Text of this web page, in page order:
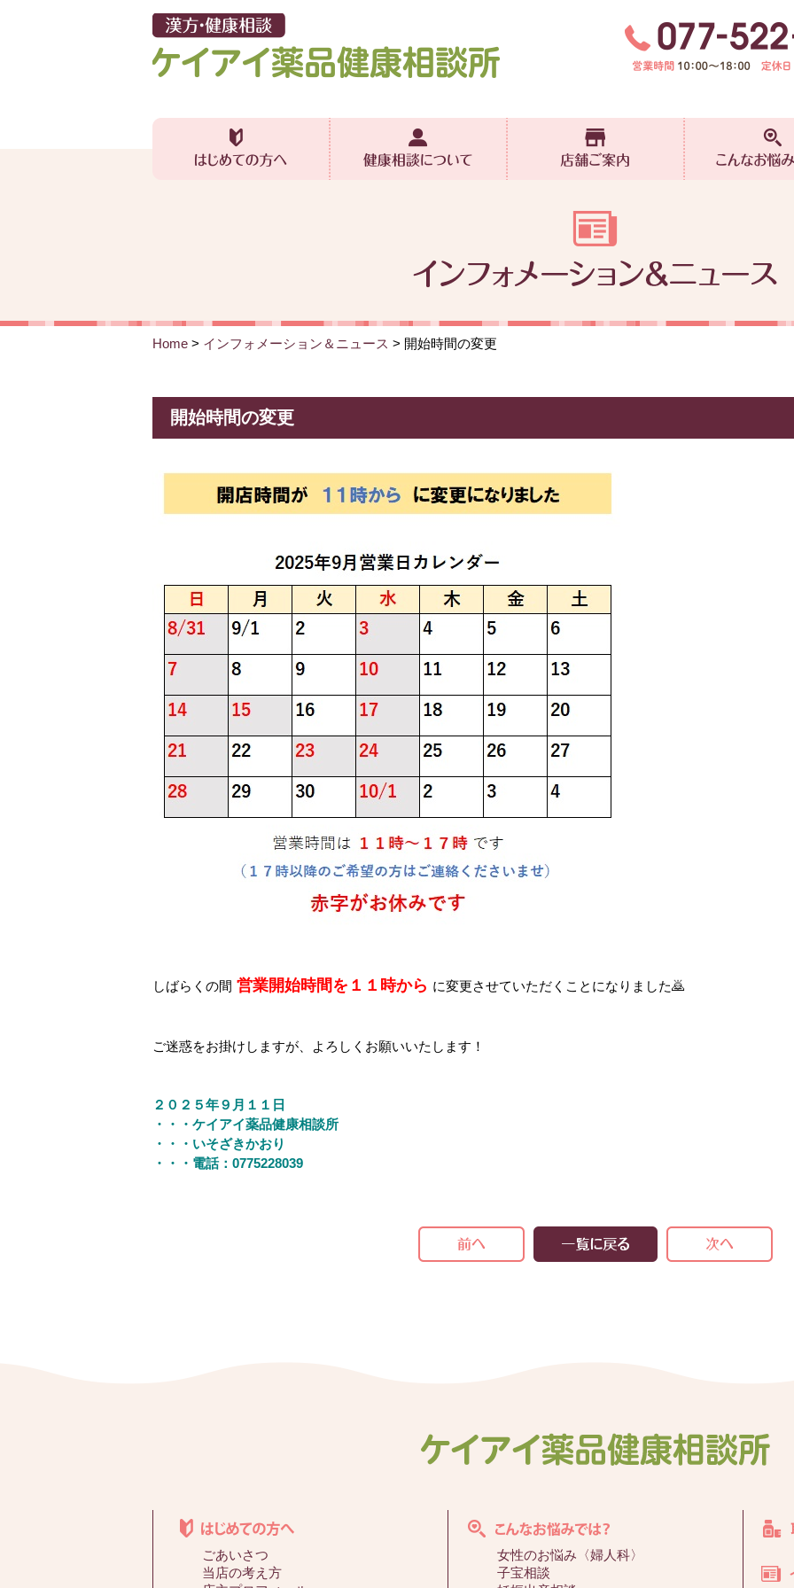
Home > インフォメーション＆ニュース > 開始時間の変更
開始時間の変更
しばらくの間 営業開始時間を１１時から に変更させていただくことになりました🙇
ご迷惑をお掛けしますが、よろしくお願いいたします！
２０２５年９月１１日
・・・ケイアイ薬品健康相談所
・・・いそざきかおり
・・・電話：0775228039
ごあいさつ
当店の考え方
女性のお悩み〈婦人科〉
子宝相談